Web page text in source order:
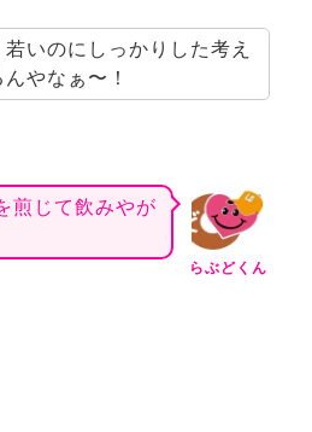
若いのにしっかりした考え
やなぁ〜！
らぶどくん
煎じて飲みやが